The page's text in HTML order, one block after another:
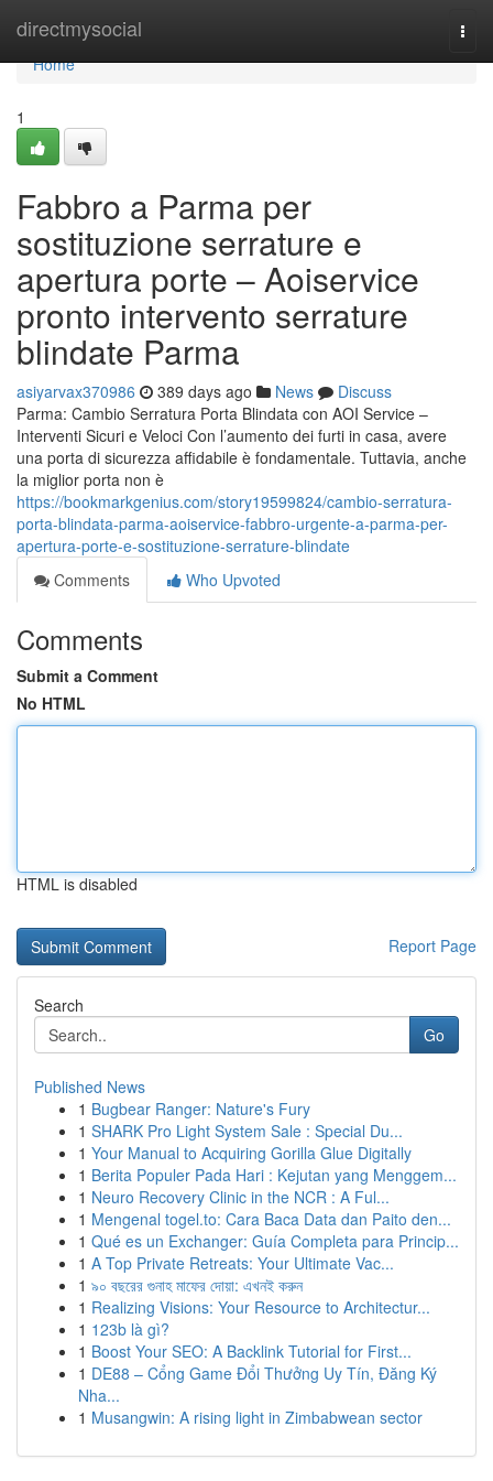
directmysocial
Home
Home
1
Fabbro a Parma per
sostituzione serrature e
apertura porte – Aoiservice
pronto intervento serrature
blindate Parma
asiyarvax370986 389 days ago News
Discuss
Parma: Cambio Serratura Porta Blindata con AOI Service –
Interventi Sicuri e Veloci Con l’aumento dei furti in casa, avere
una porta di sicurezza affidabile è fondamentale. Tuttavia, anche
la miglior porta non è
https://bookmarkgenius.com/story19599824/cambio-serratura-
porta-blindata-parma-aoiservice-fabbro-urgente-a-parma-per-
apertura-porte-e-sostituzione-serrature-blindate
Comments
Who Upvoted
Comments
Submit a Comment
No HTML
HTML is disabled
Report Page
Search
Go
Published News
1 Bugbear Ranger: Nature's Fury
1 SHARK Pro Light System Sale : Special Du...
1 Your Manual to Acquiring Gorilla Glue Digitally
1 Berita Populer Pada Hari : Kejutan yang Menggem...
1 Neuro Recovery Clinic in the NCR : A Ful...
1 Mengenal togel.to: Cara Baca Data dan Paito den...
1 Qué es un Exchanger: Guía Completa para Princip...
1 A Top Private Retreats: Your Ultimate Vac...
1 ৯০ বছরের গুনাহ মাফের দোয়া: এখনই করুন
1 Realizing Visions: Your Resource to Architectur...
1 123b là gì?
1 Boost Your SEO: A Backlink Tutorial for First...
1 DE88 – Cổng Game Đổi Thưởng Uy Tín, Đăng Ký
Nha...
1 Musangwin: A rising light in Zimbabwean sector